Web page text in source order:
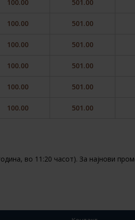
100.00 501.00
100.00 501.00
100.00 501.00
100.00 501.00
100.00 501.00
100.00 501.00
во 11:20 часот). За најнови